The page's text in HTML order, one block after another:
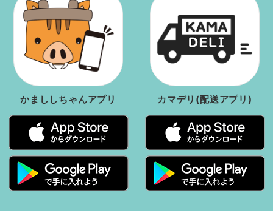
かまししちゃんアプリ カマデリ(配送アプリ)